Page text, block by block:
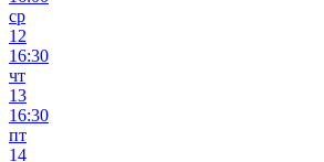
ср
12
16:30
чт
13
16:30
пт
14